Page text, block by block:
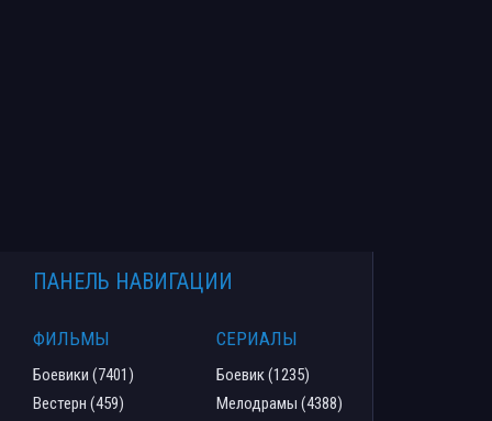
ПАНЕЛЬ НАВИГАЦИИ
ФИЛЬМЫ
Боевики (7401)
Вестерн (459)
СЕРИАЛЫ
Боевик (1235)
Мелодрамы (4388)